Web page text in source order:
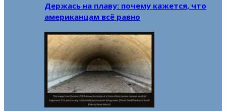
Держась на плаву: почему кажется, что
американцам всё равно